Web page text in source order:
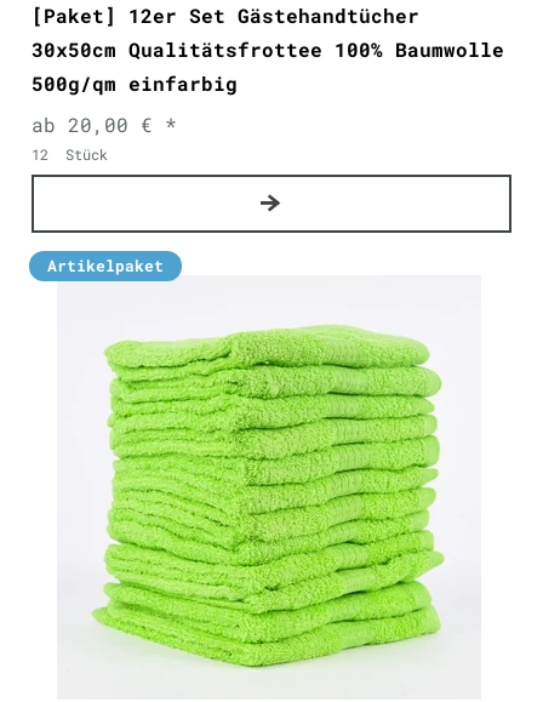
[Paket] 12er Set Gästehandtücher
30x50cm Qualitätsfrottee 100% Baumwolle
500g/qm einfarbig
ab 20,00 € *
12 Stück
Artikelpaket